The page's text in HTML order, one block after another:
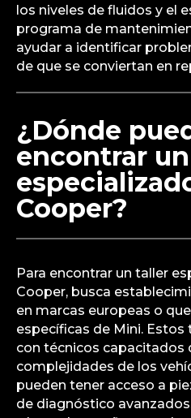
los niveles de fluidos y el
programa de
ayudar a identificar
de que se conviertan en
¿Dónde
encontrar
Cooper?
Para encontrar un taller
Cooper, busca
en marcas europeas o
específicas de Mini.
con técnicos capacitados
complejidades de los
pueden tener acceso a
de diagnóstico